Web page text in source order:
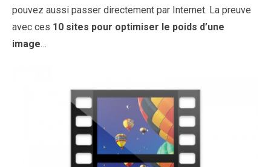
pouvez aussi passer directement par Internet. La preuve
avec ces 10 sites pour optimiser le poids d’une
image…